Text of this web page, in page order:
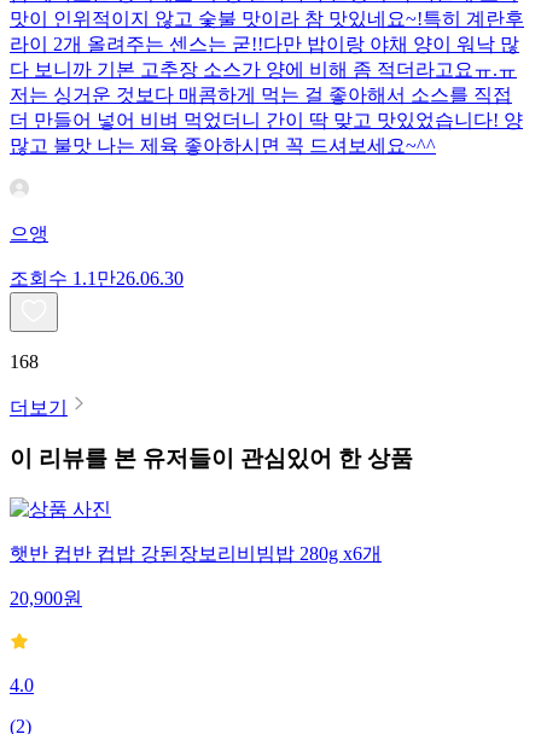
맛이 인위적이지 않고 숯불 맛이라 참 맛있네요~!특히 계란후
라이 2개 올려주는 센스는 굳!! ​다만 밥이랑 야채 양이 워낙 많
다 보니까 기본 고추장 소스가 양에 비해 좀 적더라고요ㅠ.ㅠ
저는 싱거운 것보다 매콤하게 먹는 걸 좋아해서 소스를 직접
더 만들어 넣어 비벼 먹었더니 간이 딱 맞고 맛있었습니다! 양
많고 불맛 나는 제육 좋아하시면 꼭 드셔보세요~^^
으앵
조회수 1.1만26.06.30
168
더보기
이 리뷰를 본 유저들이 관심있어 한 상품
햇반 컵반 컵밥 강된장보리비빔밥 280g x6개
20,900원
4.0
(2)